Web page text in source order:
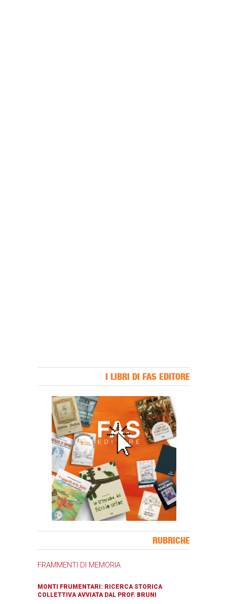
I LIBRI DI FAS EDITORE
RUBRICHE
FRAMMENTI DI MEMORIA
MONTI FRUMENTARI: RICERCA STORICA
COLLETTIVA AVVIATA DAL PROF. BRUNI